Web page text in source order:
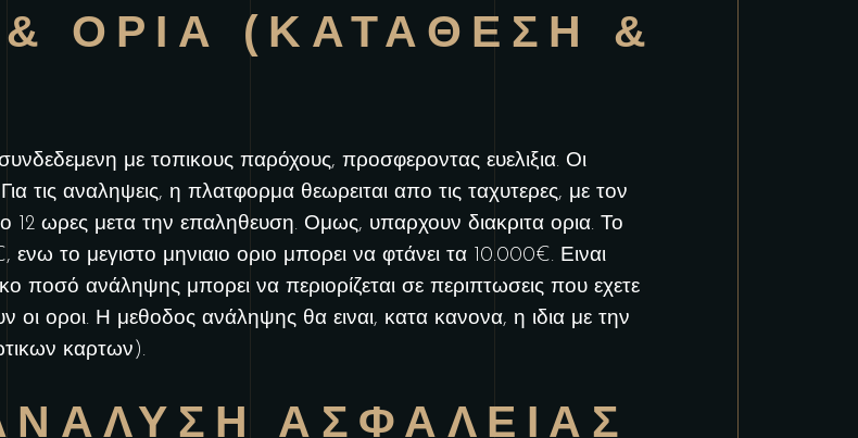
ΟΡΙΑ (ΚΑΤΑΘΕΣΗ &
με τοπικους παρόχους, προσφεροντας ευελιξια. Οι
Για τις αναληψεις, η πλατφορμα θεωρειται απο τις ταχυτερες, με τον
12 ωρες μετα την επαληθευση. Ομως, υπαρχουν διακριτα ορια. Το
το μεγιστο μηνιαιο οριο μπορει να φτάνει τα 10.000€. Ειναι
ποσό ανάληψης μπορει να περιορίζεται σε περιπτωσεις που εχετε
οι οροι. Η μεθοδος ανάληψης θα ειναι, κατα κανονα, η ιδια με την
καρτων).
ΑΣΦΑΛΕΙΑΣ